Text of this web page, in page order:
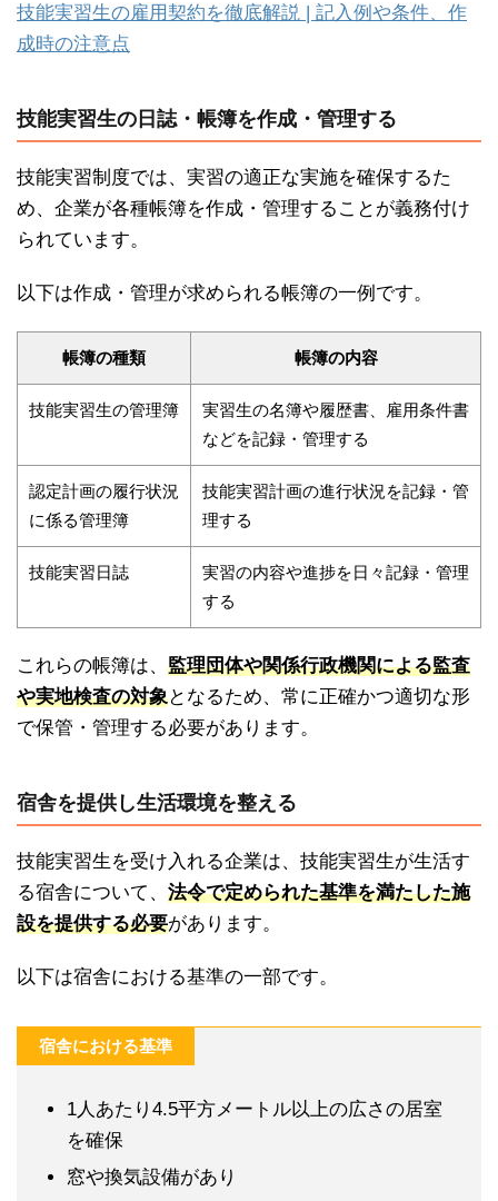
技能実習生の雇用契約を徹底解説 | 記入例や条件、作
成時の注意点
技能実習生の日誌・帳簿を作成・管理する
技能実習制度では、実習の適正な実施を確保するた
め、企業が各種帳簿を作成・管理することが義務付け
られています。
以下は作成・管理が求められる帳簿の一例です。
帳簿の種類 帳簿の内容
技能実習生の管理簿
実習生の名簿や履歴書、雇用条件書
などを記録・管理する
認定計画の履行状況
に係る管理簿
技能実習計画の進行状況を記録・管
理する
技能実習日誌
実習の内容や進捗を日々記録・管理
する
これらの帳簿は、 監理団体や関係行政機関による監査
や実地検査の対象となるため、常に正確かつ適切な形
で保管・管理する必要があります。
宿舎を提供し生活環境を整える
技能実習生を受け入れる企業は、技能実習生が生活す
る宿舎について、 法令で定められた基準を満たした施
設を提供する必要があります。
以下は宿舎における基準の一部です。
宿舎における基準
1人あたり4.5平方メートル以上の広さの居室
を確保
窓や換気設備があり